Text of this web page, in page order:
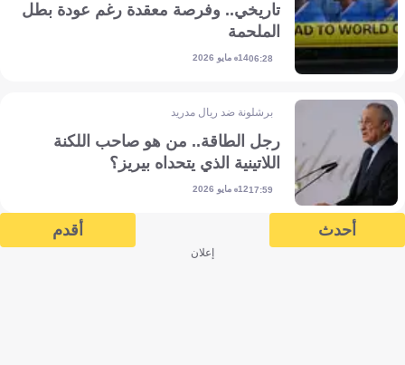
تاريخي.. وفرصة معقدة رغم عودة بطل
الملحمة
06:2814 مايو 2026
برشلونة ضد ريال مدريد
رجل الطاقة.. من هو صاحب اللكنة
اللاتينية الذي يتحداه بيريز؟
17:5912 مايو 2026
أحدث أقدم
إعلان